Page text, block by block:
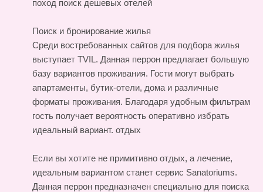
поход поиск дешевых отелей
Поиск и бронирование жилья
Среди востребованных сайтов для подбора жилья
выступает TVIL. Данная перрон предлагает большую
базу вариантов проживания. Гости могут выбрать
апартаменты, бутик-отели, дома и различные
форматы проживания. Благодаря удобным фильтрам
гость получает вероятность оперативно избрать
идеальный вариант. отдых
Если вы хотите не примитивно отдых, а лечение,
идеальным вариантом станет сервис Sanatoriums.
Данная перрон предназначен специально для поиска